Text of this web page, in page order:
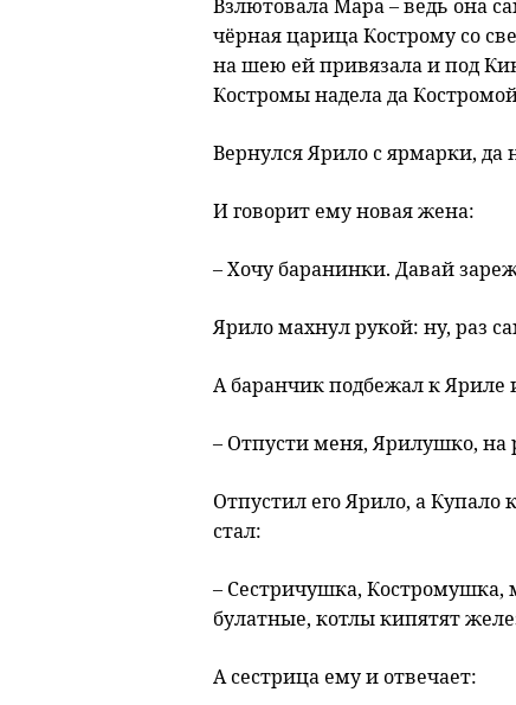
Взлютовала Мара – ведь она
чёрная царица Кострому со
на шею ей привязала и под
Костромы надела да
Вернулся Ярило с ярмарки, да
И говорит ему новая жена:
– Хочу баранинки. Давай
Ярило махнул рукой: ну, раз
А баранчик подбежал к Яриле
– Отпусти меня, Ярилушко, на
Отпустил его Ярило, а Купало
стал:
– Сестричушка, Костромушка,
булатные, котлы кипятят
А сестрица ему и отвечает: